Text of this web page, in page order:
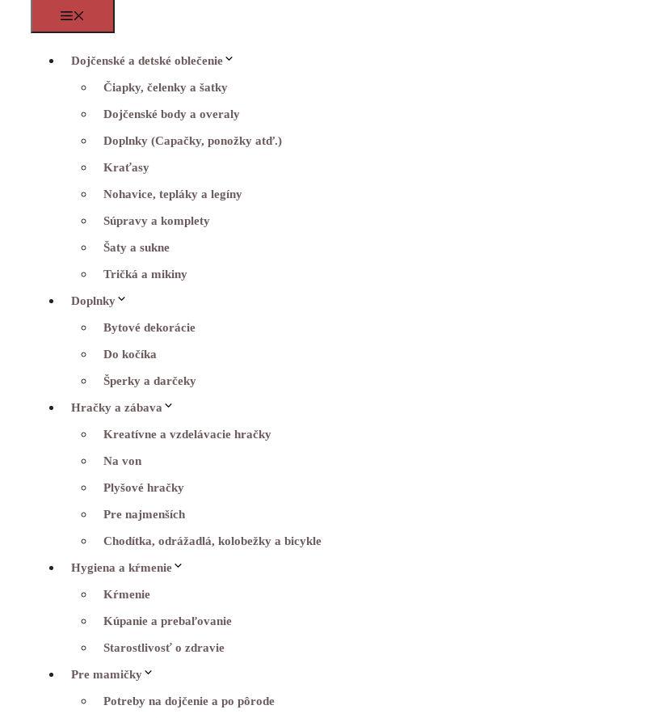
Dojčenské a detské oblečenie
Čiapky, čelenky a šatky
Dojčenské body a overaly
Doplnky (Capačky, ponožky atď.)
Kraťasy
Nohavice, tepláky a legíny
Súpravy a komplety
Šaty a sukne
Tričká a mikiny
Doplnky
Bytové dekorácie
Do kočíka
Šperky a darčeky
Hračky a zábava
Kreatívne a vzdelávacie hračky
Na von
Plyšové hračky
Pre najmenších
Chodítka, odrážadlá, kolobežky a bicykle
Hygiena a kŕmenie
Kŕmenie
Kúpanie a prebaľovanie
Starostlivosť o zdravie
Pre mamičky
Potreby na dojčenie a po pôrode